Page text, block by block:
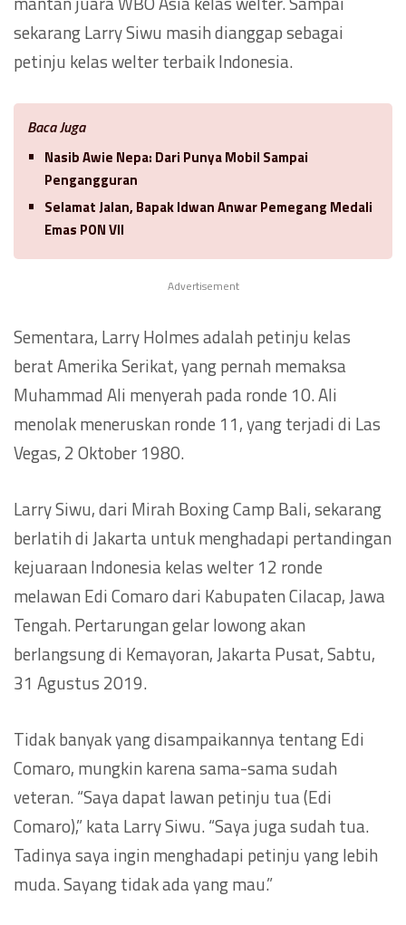
sekarang Larry Siwu masih dianggap sebagai
petinju kelas welter terbaik Indonesia.
Baca Juga
Nasib Awie Nepa: Dari Punya Mobil Sampai
Pengangguran
Selamat Jalan, Bapak Idwan Anwar Pemegang Medali
Emas PON VII
Advertisement
Sementara, Larry Holmes adalah petinju kelas
berat Amerika Serikat, yang pernah memaksa
Muhammad Ali menyerah pada ronde 10. Ali
menolak meneruskan ronde 11, yang terjadi di Las
Vegas, 2 Oktober 1980.
Larry Siwu, dari Mirah Boxing Camp Bali, sekarang
berlatih di Jakarta untuk menghadapi pertandingan
kejuaraan Indonesia kelas welter 12 ronde
melawan Edi Comaro dari Kabupaten Cilacap, Jawa
Tengah. Pertarungan gelar lowong akan
berlangsung di Kemayoran, Jakarta Pusat, Sabtu,
31 Agustus 2019.
Tidak banyak yang disampaikannya tentang Edi
Comaro, mungkin karena sama-sama sudah
veteran. “Saya dapat lawan petinju tua (Edi
Comaro),” kata Larry Siwu. “Saya juga sudah tua.
Tadinya saya ingin menghadapi petinju yang lebih
muda. Sayang tidak ada yang mau.”